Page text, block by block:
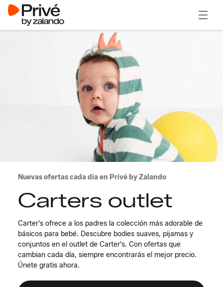
Nuevas ofertas cada día en Privé by Zalando
Carters outlet
Carter's ofrece a los padres la colección más adorable de
básicos para bebé. Descubre bodies suaves, pijamas y
conjuntos en el outlet de Carter's. Con ofertas que
cambian cada día, siempre encontrarás el mejor precio.
Únete gratis ahora.